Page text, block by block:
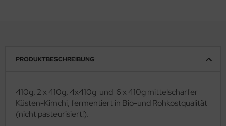
PRODUKTBESCHREIBUNG
410g, 2 x 410g, 4x410g und 6 x 410g mittelscharfer
Küsten-Kimchi, fermentiert in Bio-und Rohkostqualität
(nicht pasteurisiert!).